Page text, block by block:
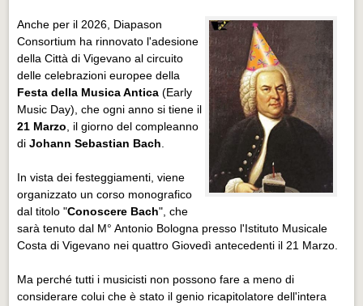
Anche per il 2026, Diapason
Consortium ha rinnovato l'adesione
della Città di Vigevano al circuito
delle celebrazioni europee della
Festa della Musica Antica (Early
Music Day), che ogni anno si tiene il
21 Marzo , il giorno del compleanno
diJohann Sebastian Bach
In vista dei festeggiamenti, viene
organizzato un corso monografico
dal titolo "Conoscere Bach", che
sarà tenuto dal M° Antonio Bologna presso l'Istituto Musicale
Costa di Vigevano nei quattro Giovedì antecedenti il 21 Marzo.
Ma perché tutti i musicisti non possono fare a meno di
considerare colui che è stato il genio ricapitolatore dell'intera